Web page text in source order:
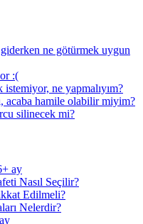
ne götürmek uygun
:(
ne yapmalıyım?
acaba hamile olabilir miyim?
silinecek mi?
ay
Nasıl Seçilir?
Edilmeli?
Nelerdir?